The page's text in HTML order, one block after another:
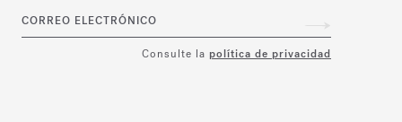
CORREO ELECTRÓNICO
Consulte la política de privacidad